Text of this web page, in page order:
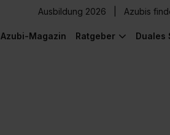
Ausbildung 2026 Azubis
Azubi-Magazin Ratgeber Duales